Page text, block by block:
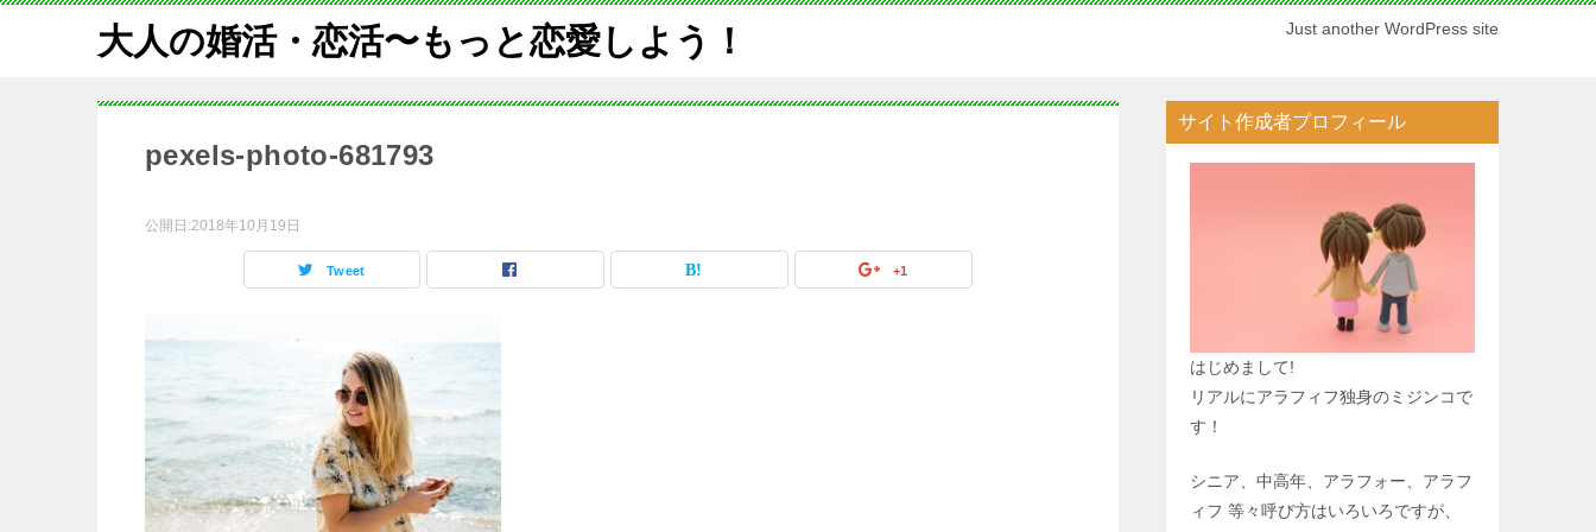
大人の婚活・恋活〜もっと恋愛しよう！ Just another WordPress site
pexels-photo-681793
公開日:2018年10月19日
Tweet +1
サイト作成者プロフィール
はじめまして!
リアルにアラフィフ独身のミジンコで
す！
シニア、中高年、アラフォー、アラフ
ィフ 等々呼び方はいろいろですが、